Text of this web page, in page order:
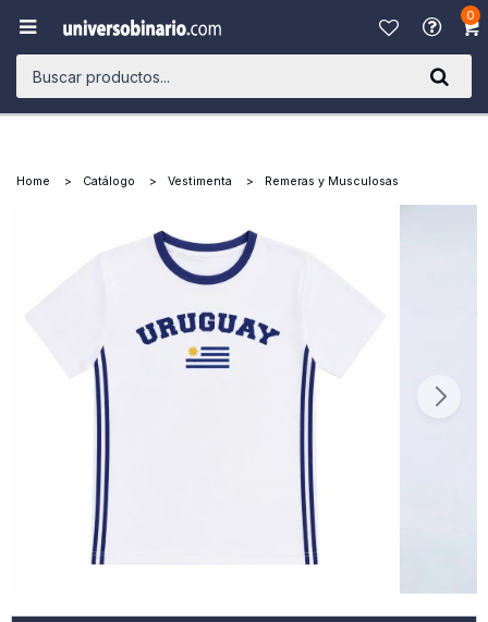
0

Home Catálogo Vestimenta Remeras y Musculosas